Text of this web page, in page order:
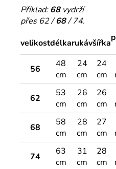
Příklad: 68vydrží
přes 62 /68/ 74.
velikostdélkarukávšířka
56
48
cm
24
cm
24
cm
62
53
cm
26
cm
26
cm
68
58
cm
28
cm
27
cm
74
63
cm
31
cm
28
cm